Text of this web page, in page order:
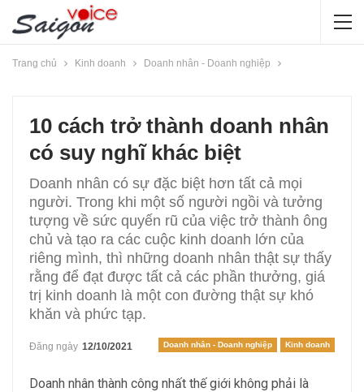
Trang chủ Kinh doanh Doanh nhân - Doanh nghiệp
10 cách trở thành doanh nhân
có suy nghĩ khác biệt
Doanh nhân có sự đặc biệt hơn tất cả mọi
người. Trong khi một số người ngồi và tưởng
tượng về sức quyến rũ của việc trở thành ông
chủ và tạo ra các cuộc kinh doanh lớn của
riêng mình, thì những doanh nhân thật sự thấy
rằng để đạt được tất cả các phần thưởng, giá
trị kinh doanh là một con đường thật sự khó
khăn và phức tạp.
Doanh nhân - Doanh nghiệp Kinh doanh
Đăng ngày 12/10/2021
Doanh nhân thành công nhất thế giới không phải là